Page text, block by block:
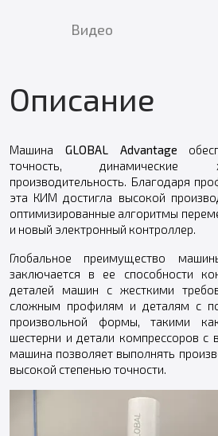
Видео
Описание
Машина GLOBAL Advantage
точность, динамические
производительность. Благодаря
эта КИМ достигла высокой
оптимизированные алгоритмы
и новый электронный контроллер.
Глобальное преимущество
заключается в ее способности
деталей машин с жесткими
сложным профилям и деталям с
произвольной формы, такими
шестерни и детали компрессоров с
машина позволяет выполнять
высокой степенью точности.